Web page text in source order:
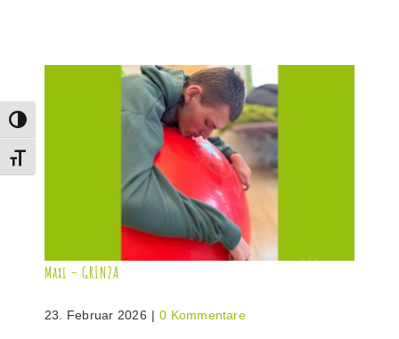
Umschalten auf hohe Kontraste
Schrift vergrößern
Maxi – GRIN2A
23. Februar 2026 | 0 Kommentare